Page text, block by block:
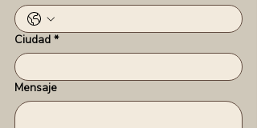
Ciudad *
Mensaje